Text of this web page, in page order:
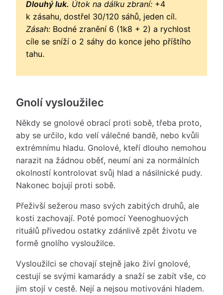
Dlouhý luk. Útok na dálku zbraní: +4
k zásahu, dostřel 30/120 sáhů, jeden cíl.
Zásah: Bodné zranění 6 (1k8 + 2) a rychlost
cíle se sníží o 2 sáhy do konce jeho příštího
tahu.
Gnolí vysloužilec
Někdy se gnolové obrací proti sobě, třeba proto,
aby se určilo, kdo velí válečné bandě, nebo kvůli
extrémnímu hladu. Gnolové, kteří dlouho nemohou
narazit na žádnou oběť, neumí ani za normálních
okolností kontrolovat svůj hlad a násilnické pudy.
Nakonec bojují proti sobě.
Přeživší sežerou maso svých zabitých druhů, ale
kosti zachovají. Poté pomocí Yeenoghuových
rituálů přivedou ostatky zdánlivě zpět životu ve
formě gnolího vysloužilce.
Vysloužilci se chovají stejně jako živí gnolové,
cestují se svými kamarády a snaží se zabít vše, co
jim stojí v cestě. Nejí a nejsou motivováni hladem.